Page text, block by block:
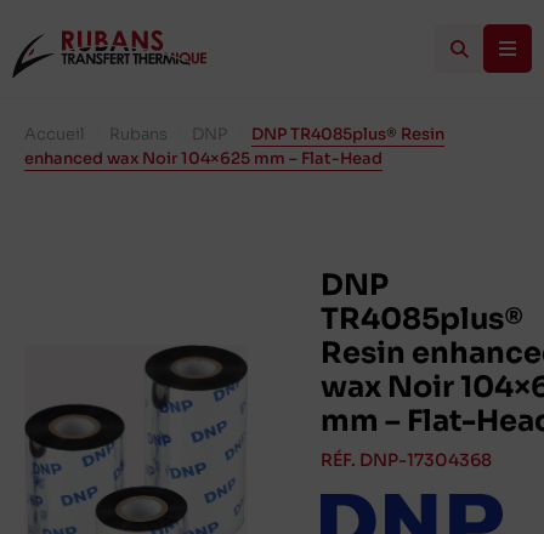
Accueil Rubans DNP
DNP TR4085plus® Resin
enhanced wax Noir 104×625 mm – Flat-Head
DNP
TR4085plus®
Resin
wax Noir
mm – Flat-
RÉF. DNP-17304368